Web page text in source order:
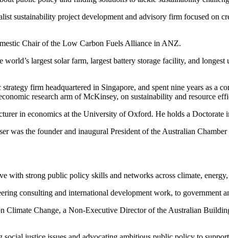
sustainability project development and advisory firm focused on
largest solar farm, largest battery storage facility, and
firm headquartered in Singapore, and spent nine years as a
from Oxford, where he studied as a Rhodes Scholar.​​​​‌
was the founder and inaugural President of the Australian
investment and the built environment.​​​​‌
industry roles focused on energy and climate change policy.​​​​‌
Change, a Non-Executive Director of the Australian